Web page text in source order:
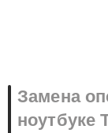
Замена
ноутбуке